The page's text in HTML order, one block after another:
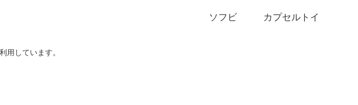
ソフビ カプセルトイ
用しています。